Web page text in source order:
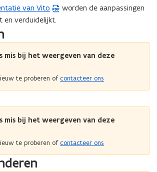
van Vito
worden de aanpassingen
en verduidelijkt.
mis bij het weergeven van deze
te proberen ofcontacteer ons
mis bij het weergeven van deze
te proberen ofcontacteer ons